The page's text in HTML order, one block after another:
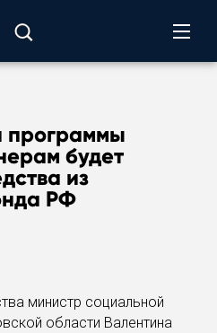
программы
будет
из
РФ
министр социальной
области Валентина